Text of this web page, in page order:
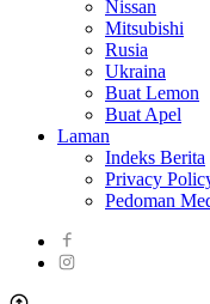
Nissan
Mitsubishi
Rusia
Ukraina
Buat Lemon
Buat Apel
Laman
Indeks Berita
Privacy
Pedoman